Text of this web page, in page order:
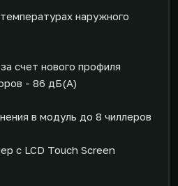
наружного
счет нового профиля
- 86 дБ(А)
в модуль до 8 чиллеров
с LCD Touch Screen